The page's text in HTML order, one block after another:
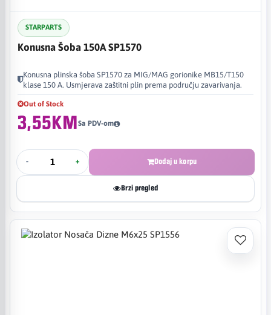
STARPARTS
Konusna Šoba 150A SP1570
Konusna plinska šoba SP1570 za MIG/MAG gorionike MB15/T150
klase 150 A. Usmjerava zaštitni plin prema području zavarivanja.
Out of Stock
3,55KMSa PDV-om
- + Dodaj u korpu
Brzi pregled